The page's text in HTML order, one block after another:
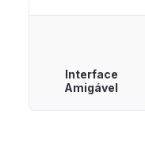
Interface
Amigável